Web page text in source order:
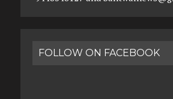
FOLLOW ON FACEBOOK